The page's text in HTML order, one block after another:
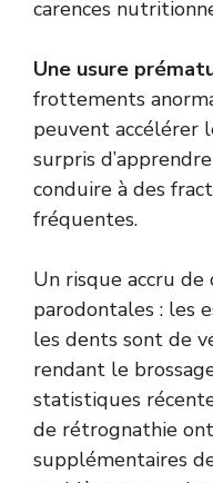
carences
Une usure
frottements
peuvent accélérer
surpris
conduire à des
fréquentes.
Un risque accru de
parodontales : les
les dents sont de
rendant le
statistiques
de rétrognathie
supplémentaires